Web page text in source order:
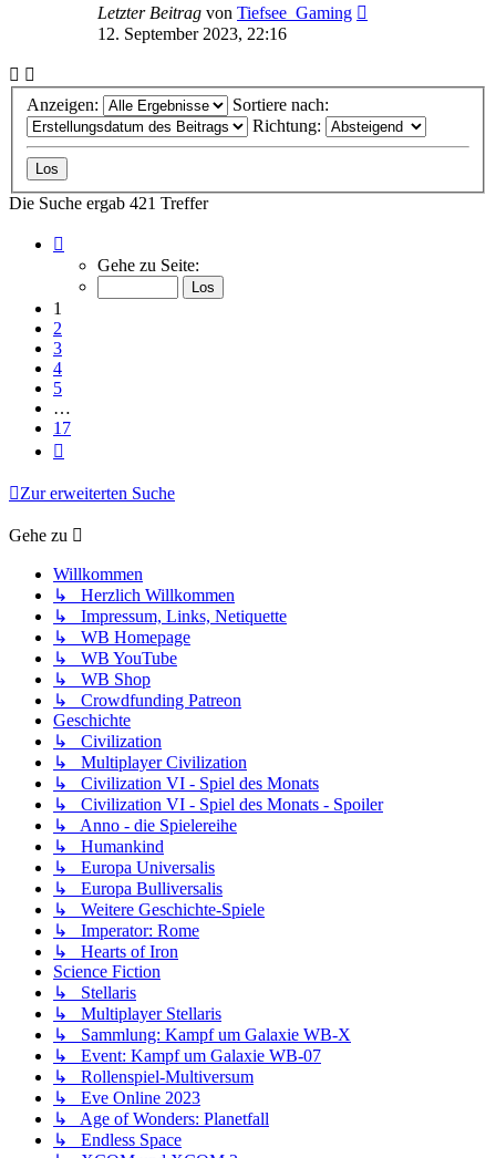
Letzter Beitrag von Tiefsee_Gaming
12. September 2023, 22:16
Anzeigen:
Sortiere nach:
Richtung:
Die Suche ergab 421 Treffer
von
Gehe zu Seite:
1
2
3
4
5
…
17
Zur erweiterten Suche
Gehe zu
Willkommen
↳ Herzlich Willkommen
↳ Impressum, Links, Netiquette
↳ WB Homepage
↳ WB YouTube
↳ WB Shop
↳ Crowdfunding Patreon
Geschichte
↳ Civilization
↳ Multiplayer Civilization
↳ Civilization VI - Spiel des Monats
↳ Civilization VI - Spiel des Monats - Spoiler
↳ Anno - die Spielereihe
↳ Humankind
↳ Europa Universalis
↳ Europa Bulliversalis
↳ Weitere Geschichte-Spiele
↳ Imperator: Rome
↳ Hearts of Iron
Science Fiction
↳ Stellaris
↳ Multiplayer Stellaris
↳ Sammlung: Kampf um Galaxie WB-X
↳ Event: Kampf um Galaxie WB-07
↳ Rollenspiel-Multiversum
↳ Eve Online 2023
↳ Age of Wonders: Planetfall
↳ Endless Space